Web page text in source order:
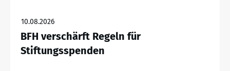
10.08.2026
BFH verschärft Regeln für
Stiftungsspenden